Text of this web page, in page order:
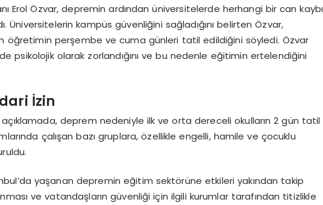
Erol Özvar, depremin ardından üniversitelerde herhangi bir can kaybı
Üniversitelerin kampüs güvenliğini sağladığını belirten Özvar,
öğretimin perşembe ve cuma günleri tatil edildiğini söyledi. Özvar
psikolojik olarak zorlandığını ve bu nedenle eğitimin ertelendiğini
İzin
deprem nedeniyle ilk ve orta dereceli okulların 2 gün tatil
çalışan bazı gruplara, özellikle engelli, hamile ve çocuklu
yaşanan depremin eğitim sektörüne etkileri yakından takip
ve vatandaşların güvenliği için ilgili kurumlar tarafından titizlikle